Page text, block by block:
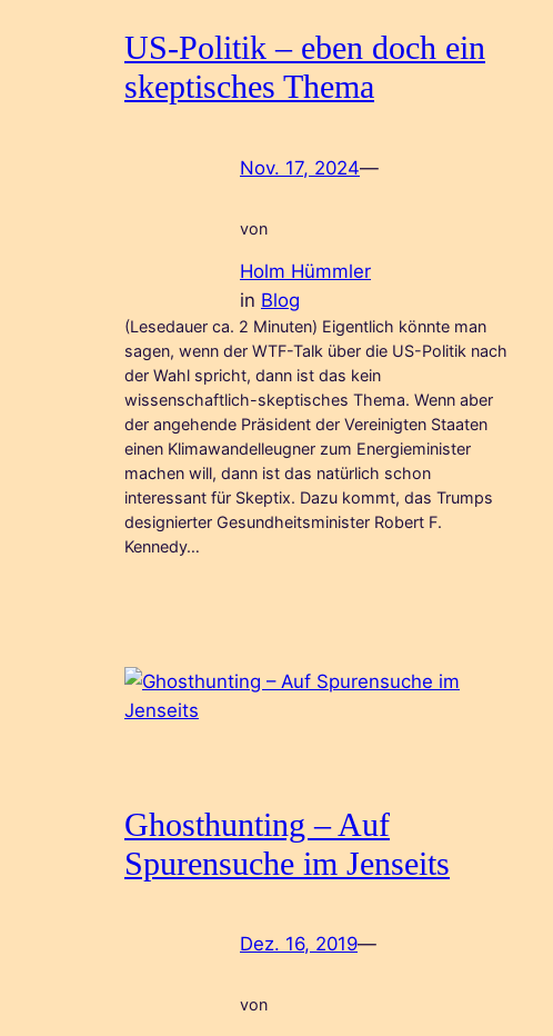
US-Politik – eben doch ein
skeptisches Thema
Nov. 17, 2024—
von
Holm Hümmler
in Blog
(Lesedauer ca. 2 Minuten) Eigentlich könnte man
sagen, wenn der WTF-Talk über die US-Politik nach
der Wahl spricht, dann ist das kein
wissenschaftlich-skeptisches Thema. Wenn aber
der angehende Präsident der Vereinigten Staaten
einen Klimawandelleugner zum Energieminister
machen will, dann ist das natürlich schon
interessant für Skeptix. Dazu kommt, das Trumps
designierter Gesundheitsminister Robert F.
Kennedy…
Ghosthunting – Auf
Spurensuche im Jenseits
Dez. 16, 2019—
von